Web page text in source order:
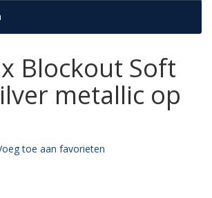
Blockout Soft
metallic op
toe aan favorieten